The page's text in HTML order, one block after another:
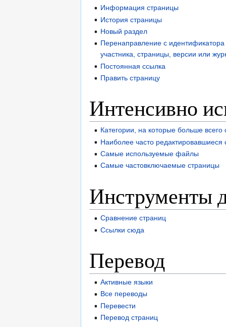
Информация страницы
История страницы
Новый раздел
Перенаправление с
участника, страницы, версии или
Постоянная ссылка
Править страницу
Интенсивно
Категории, на которые больше всего
Наиболее часто редактировавшиеся
Самые используемые файлы
Самые частовключаемые страницы
Инструменты
Сравнение страниц
Ссылки сюда
Перевод
Активные языки
Все переводы
Перевести
Перевод страниц